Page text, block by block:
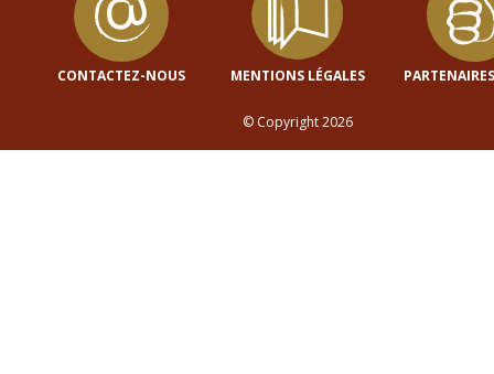
CONTACTEZ-NOUS MENTIONS LÉGALES
© Copyright 2026